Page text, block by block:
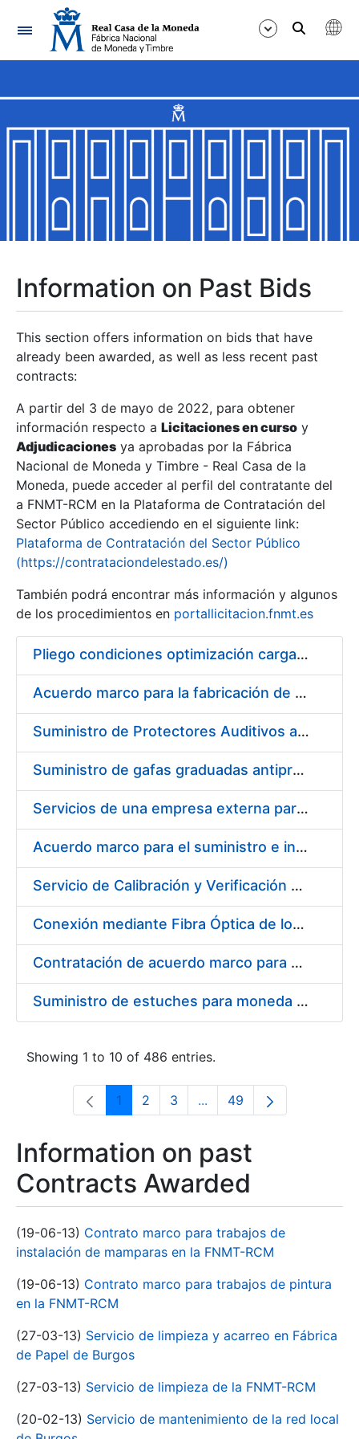
Navigation
Show/Hide
Show/Hide
Show/Hide
Show/Hide
Show/Hide
Show/Hide
Information on Past Bids
This section offers information on bids that have
already been awarded, as well as less recent past
contracts:
A partir del 3 de mayo de 2022, para obtener
información respecto a Licitaciones en curso y
Adjudicaciones ya aprobadas por la Fábrica
Nacional de Moneda y Timbre - Real Casa de la
Moneda, puede acceder al perfil del contratante del
a FNMT-RCM en la Plataforma de Contratación del
Sector Público accediendo en el siguiente link:
Plataforma de Contratación del Sector Público
(https://contrataciondelestado.es/)
También podrá encontrar más información y algunos
de los procedimientos en portallicitacion.fnmt.es
Pliego condiciones optimización cargas compras firmado
Acuerdo marco para la fabricación de piezas
Suministro de Protectores Auditivos a medida para las personas trabajadoras de los Centros de Trabajo de Madrid y Burgos
Suministro de gafas graduadas antiproyecciones para los trabajadores de la FNMT-RCM en los centros de trabajo de Madrid y Burgos
Servicios de una empresa externa para el asesoramiento y resolución de los recursos de alzada que se presentan relacionados con procesos de selección para la FNMT-RCM
Acuerdo marco para el suministro e instalación de persianas, estores y otros complementos
Servicio de Calibración y Verificación Externa de los Equipos de Medición del Servicio de Prevención de la FNMT-RCM
Conexión mediante Fibra Óptica de los Centros de Proceso de Datos (CPDs) de las sedes de la FNMT-RCM de Burgos y Madrid
Contratación de acuerdo marco para el Suministro de Material de Electricidad para la Fábrica Nacional de Moneda y Timbre-Real Casa de la Moneda en su centro de trabajo de Burgos
Suministro de estuches para moneda de 30 €
Showing 1 to 10 of 486 entries.
Page
1 Page
2 Page
3 ...Intermediate Pages Use
Page
49
Information on past
Contracts Awarded
(19-06-13) Contrato marco para trabajos de
instalación de mamparas en la FNMT-RCM
(19-06-13) Contrato marco para trabajos de pintura
en la FNMT-RCM
(27-03-13) Servicio de limpieza y acarreo en Fábrica
de Papel de Burgos
(27-03-13) Servicio de limpieza de la FNMT-RCM
(20-02-13) Servicio de mantenimiento de la red local